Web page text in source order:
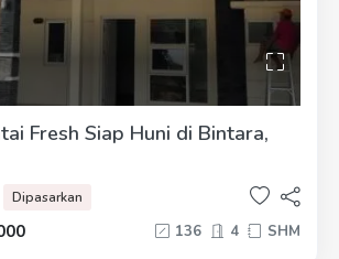
Fresh Siap Huni di Bintara,
Dipasarkan
136 4 SHM